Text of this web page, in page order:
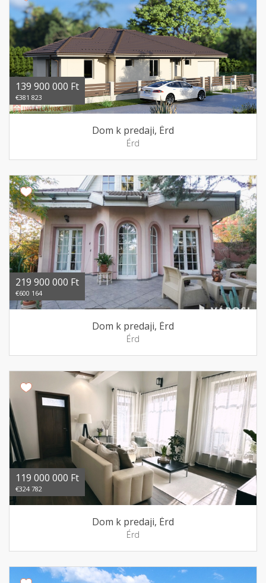
139 900 000 Ft
€381 823
Dom k predaji, Érd
Érd
219 900 000 Ft
€600 164
Dom k predaji, Érd
Érd
119 000 000 Ft
€324 782
Dom k predaji, Érd
Érd